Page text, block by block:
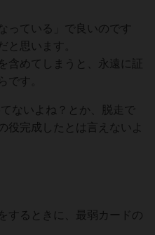
っている」で良いのです
と思います。
含めてしまうと、永遠に証
です。
ないよね？とか、脱走で
役完成したとは言えないよ
するときに、最弱カードの